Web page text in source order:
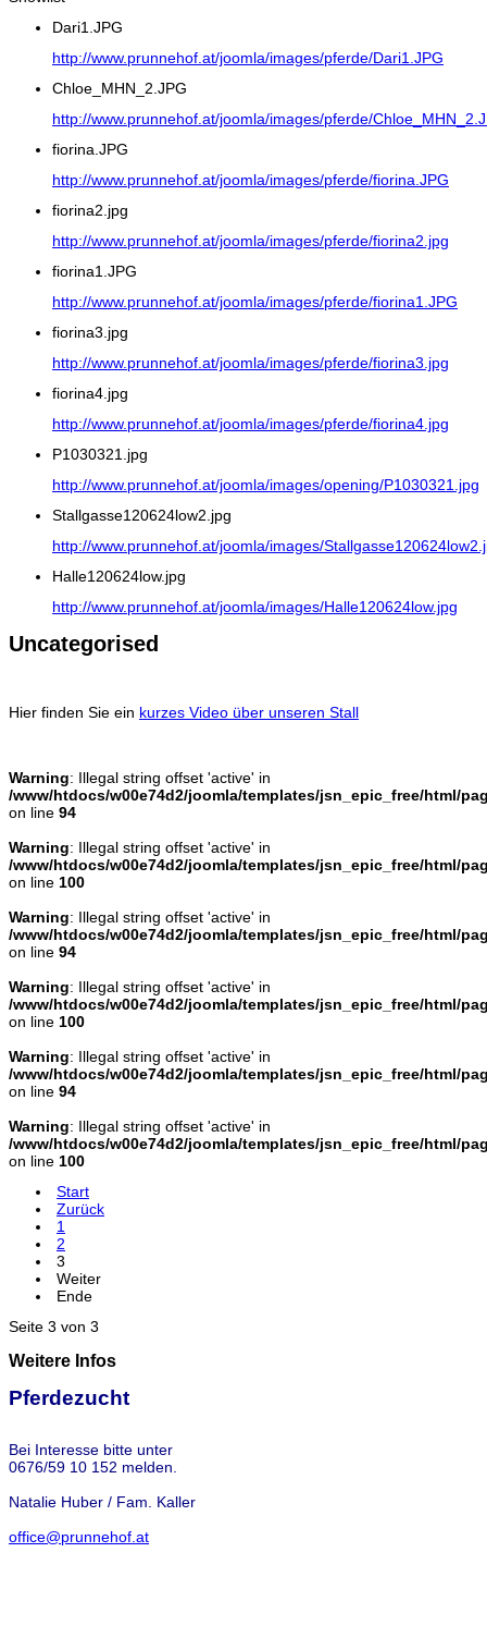
Dari1.JPG
http://www.prunnehof.at/joomla/images/pferde/Dari1.JPG
Chloe_MHN_2.JPG
http://www.prunnehof.at/joomla/images/pferde/
fiorina.JPG
http://www.prunnehof.at/joomla/images/pferde/fiorina.JPG
fiorina2.jpg
http://www.prunnehof.at/joomla/images/pferde/fiorina2.jpg
fiorina1.JPG
http://www.prunnehof.at/joomla/images/pferde/fiorina1.JPG
fiorina3.jpg
http://www.prunnehof.at/joomla/images/pferde/fiorina3.jpg
fiorina4.jpg
http://www.prunnehof.at/joomla/images/pferde/fiorina4.jpg
P1030321.jpg
http://www.prunnehof.at/joomla/images/opening/P1030321.jpg
Stallgasse120624low2.jpg
http://www.prunnehof.at/joomla/images/
Halle120624low.jpg
http://www.prunnehof.at/joomla/images/Halle120624low.jpg
Uncategorised
Hier finden Sie ein kurzes Video über unseren Stall
Warning: Illegal string offset 'active' in
/www/htdocs/w00e74d2/joomla/templates/jsn_epic_free/html/
on line 94
Warning: Illegal string offset 'active' in
/www/htdocs/w00e74d2/joomla/templates/jsn_epic_free/html/
on line 100
Warning: Illegal string offset 'active' in
/www/htdocs/w00e74d2/joomla/templates/jsn_epic_free/html/
on line 94
Warning: Illegal string offset 'active' in
/www/htdocs/w00e74d2/joomla/templates/jsn_epic_free/html/
on line 100
Warning: Illegal string offset 'active' in
/www/htdocs/w00e74d2/joomla/templates/jsn_epic_free/html/
on line 94
Warning: Illegal string offset 'active' in
/www/htdocs/w00e74d2/joomla/templates/jsn_epic_free/html/
on line 100
Start
Zurück
1
2
3
Weiter
Ende
Seite 3 von 3
Weitere Infos
Pferdezucht
Bei Interesse bitte unter
0676/59 10 152 melden.
Natalie Huber / Fam. Kaller
office@prunnehof.at